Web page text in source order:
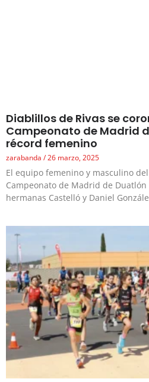
Diablillos de Rivas se
Campeonato de Madrid
récord femenino
zarabanda 26 marzo, 2025
El equipo femenino y masculino
Campeonato de Madrid de
hermanas Castelló y Daniel